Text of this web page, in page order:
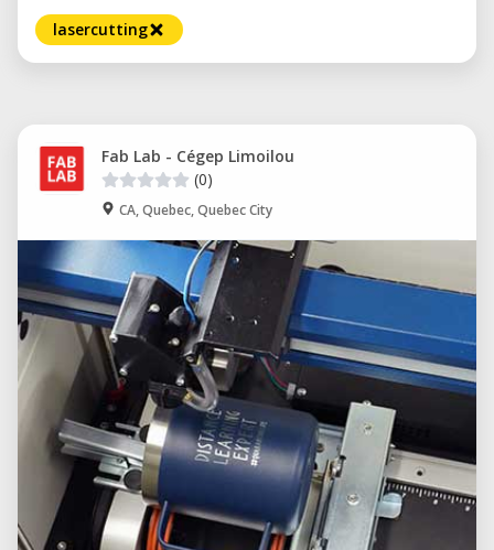
lasercutting
Fab Lab - Cégep Limoilou
(0)
CA, Quebec, Quebec City